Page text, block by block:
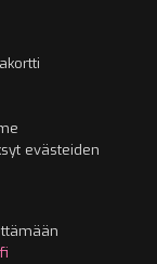
evästeiden